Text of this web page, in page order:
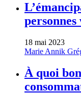
18 mai 2023
Marie Annik
À quoi